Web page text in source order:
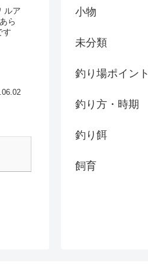
ルア
ら
す
小物
未分類
釣り場ポイント
釣り方・時期
釣り餌
飼育